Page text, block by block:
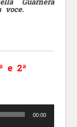
voce.
e 2ª
00:00